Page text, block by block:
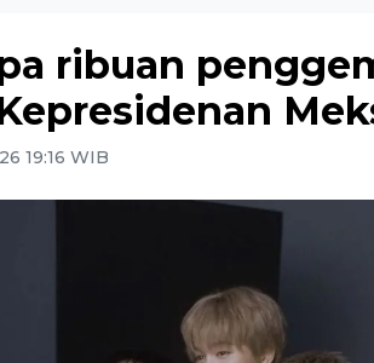
ribuan
19:16 WIB